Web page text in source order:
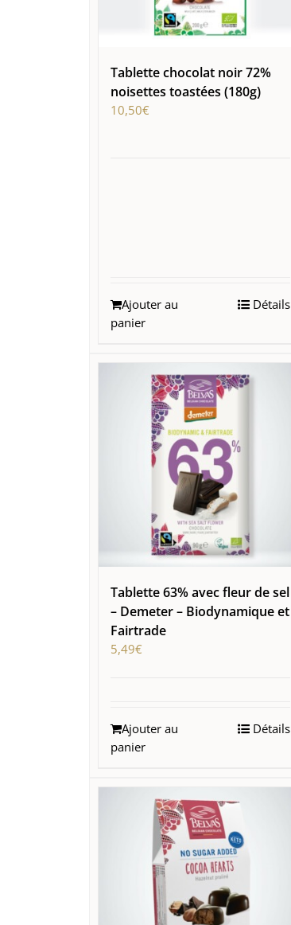
Tablette chocolat noir 72%
noisettes toastées (180g)
10,50€
Ajouter au
panier
Détails
Tablette 63% avec fleur de sel
– Demeter – Biodynamique et
Fairtrade
5,49€
Ajouter au
panier
Détails